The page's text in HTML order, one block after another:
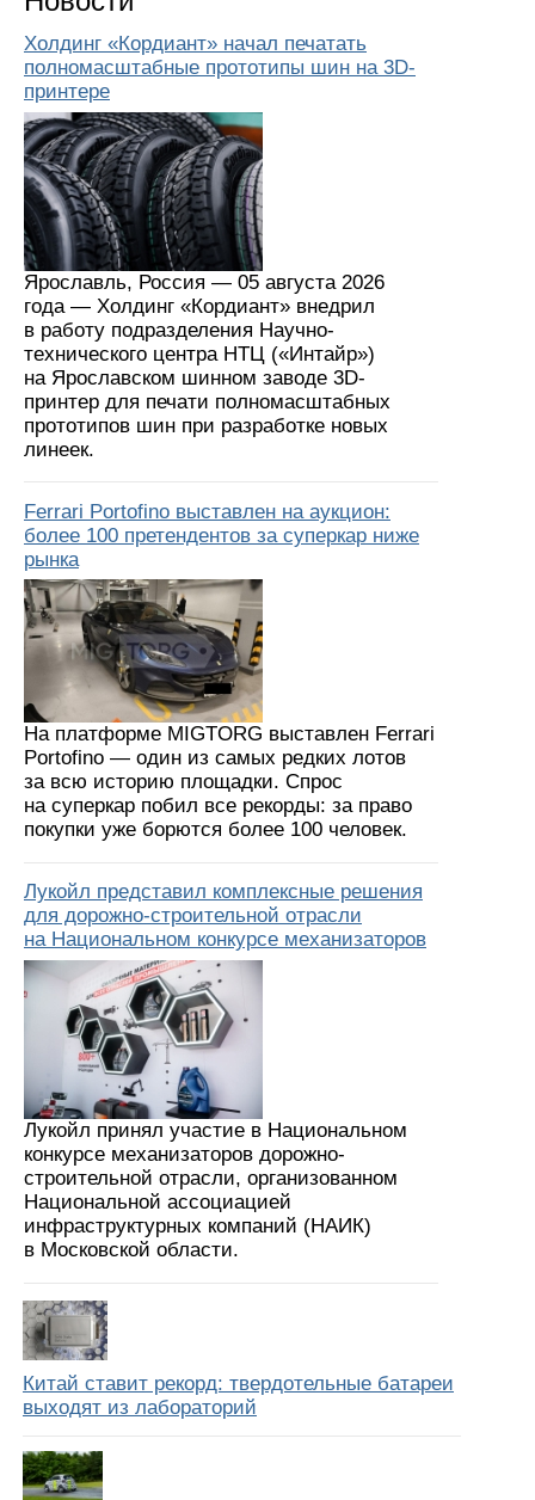
Холдинг «Кордиант» начал печатать
полномасштабные прототипы шин на 3D-
принтере
Ярославль, Россия — 05 августа 2026
года — Холдинг «Кордиант» внедрил
в работу подразделения Научно-
технического центра НТЦ («Интайр»)
на Ярославском шинном заводе 3D-
принтер для печати полномасштабных
прототипов шин при разработке новых
линеек.
Ferrari Portofino выставлен на аукцион:
более 100 претендентов за суперкар ниже
рынка
На платформе MIGTORG выставлен Ferrari
Portofino — один из самых редких лотов
за всю историю площадки. Спрос
на суперкар побил все рекорды: за право
покупки уже борются более 100 человек.
Лукойл представил комплексные решения
для дорожно-строительной отрасли
на Национальном конкурсе механизаторов
Лукойл принял участие в Национальном
конкурсе механизаторов дорожно-
строительной отрасли, организованном
Национальной ассоциацией
инфраструктурных компаний (НАИК)
в Московской области.
Китай ставит рекорд: твердотельные батареи
выходят из лабораторий